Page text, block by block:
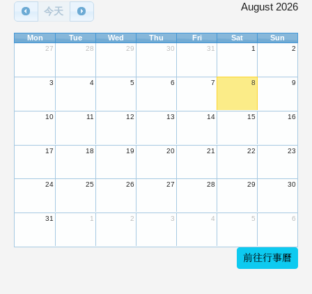
今天 August 2026
Mon Tue Wed Thu Fri Sat Sun
27 28 29 30 31 1 2
3 4 5 6 7 8 9
10 11 12 13 14 15 16
17 18 19 20 21 22 23
24 25 26 27 28 29 30
31 1 2 3 4 5 6
前往行事曆